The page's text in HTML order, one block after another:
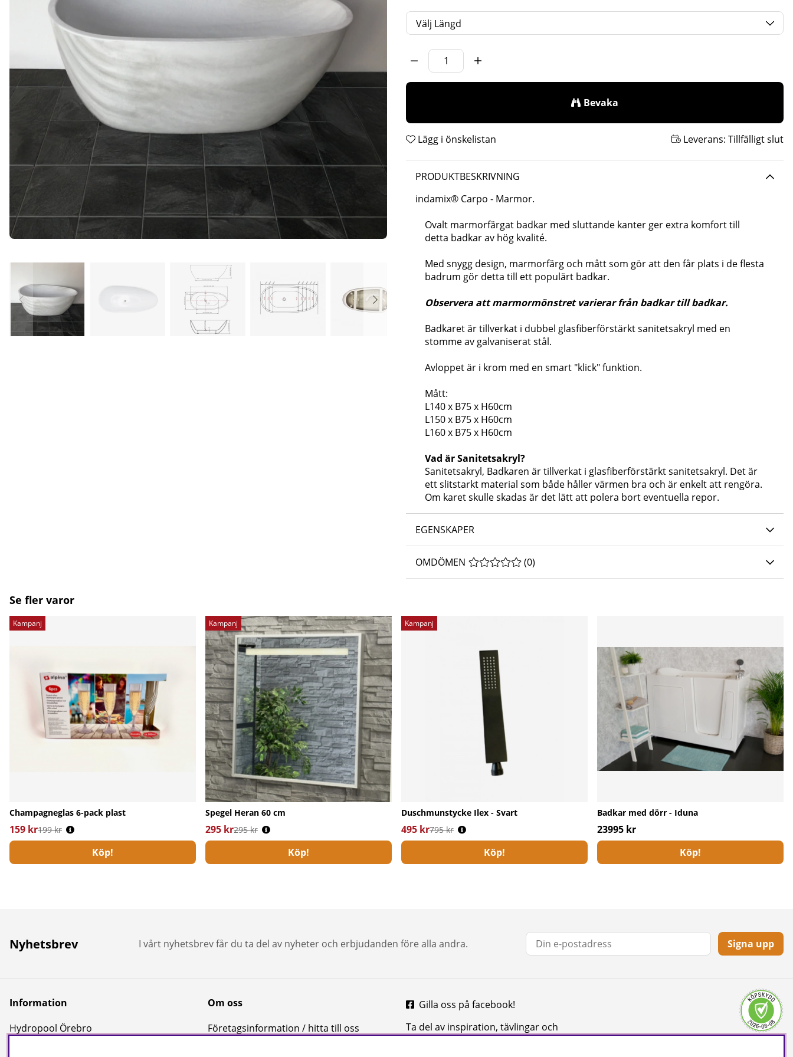
Längd
Antal
Bevaka
Lägg i önskelistan Leverans: Tillfälligt slut
PRODUKTBESKRIVNING
indamix® Carpo - Marmor.
Ovalt marmorfärgat badkar med sluttande kanter ger extra komfort till
detta badkar av hög kvalité.
Med snygg design, marmorfärg och mått som gör att den får plats i de flesta
badrum gör detta till ett populärt badkar.
Observera att marmormönstret varierar från badkar till badkar.
Badkaret är tillverkat i dubbel glasfiberförstärkt sanitetsakryl med en
stomme av galvaniserat stål.
Avloppet är i krom med en smart "klick" funktion.
Mått:
L140 x B75 x H60cm
L150 x B75 x H60cm
L160 x B75 x H60cm
Vad är Sanitetsakryl?
Sanitetsakryl, Badkaren är tillverkat i glasfiberförstärkt sanitetsakryl. Det är
ett slitstarkt material som både håller värmen bra och är enkelt att rengöra.
Om karet skulle skadas är det lätt att polera bort eventuella repor.
EGENSKAPER
OMDÖMEN MEDELBETYG 0 AV 5 ANTAL BETYG 0
(0)
Se fler varor
Kampanj
Champagneglas 6-pack plast
159 kr
Ordinarie pris:
199 kr
Köp!
Kampanj
Spegel Heran 60 cm
295 kr
Ordinarie pris:
295 kr
Köp!
Kampanj
Duschmunstycke Ilex - Svart
495 kr
Ordinarie pris:
795 kr
Köp!
Badkar med dörr - Iduna
23995 kr
Köp!
Nyhetsbrev I vårt nyhetsbrev får du ta del av nyheter och erbjudanden före alla andra. Signa upp
Information
Hydropool Örebro
Om oss
Företagsinformation / hitta till oss
Gilla oss på facebook!
Ta del av inspiration, tävlingar och
mycket mer